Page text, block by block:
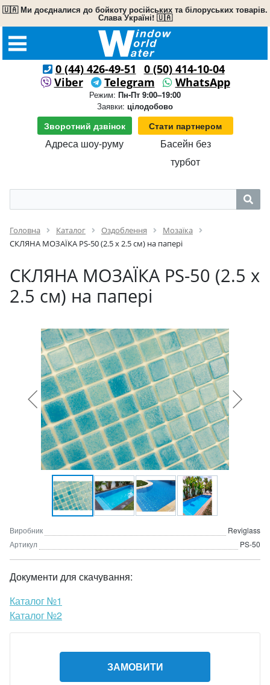
🇺🇦 Ми доєдналися до бойкоту російських та білоруських товарів.
Слава Україні! 🇺🇦
0 (44) 426-49-51
0 (50) 414-10-04
Viber
Telegram WhatsApp
Режим: Пн-Пт 9:00–19:00
Заявки: цілодобово
Зворотний дзвінок Стати партнером
Адреса шоу-руму
Басейн без
турбот
Головна Каталог Оздоблення
Мозаїка
СКЛЯНА МОЗАЇКА PS-50 (2.5 x 2.5 см) на папері
СКЛЯНА МОЗАЇКА PS-50 (2.5 x
2.5 см) на папері
Виробник
Reviglass
Артикул
PS-50
Документи для скачування:
Каталог №1
Каталог №2
ЗАМОВИТИ